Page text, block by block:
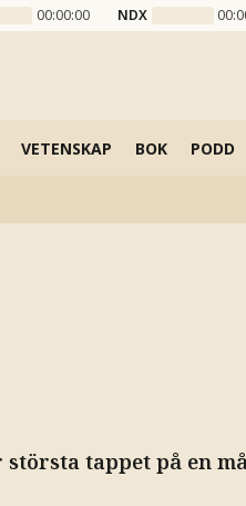
00:00:00 NDX
VETENSKAP BOK PODD
tappet på en